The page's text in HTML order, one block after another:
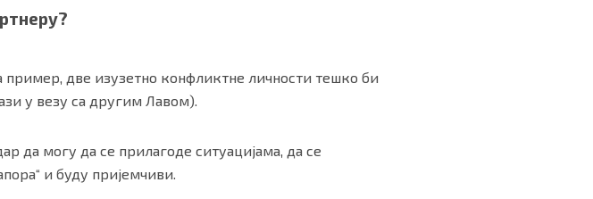
пример, две изузетно конфликтне личности тешко би
у везу са другим Лавом).
да могу да се прилагоде ситуацијама, да се
и буду пријемчиви.